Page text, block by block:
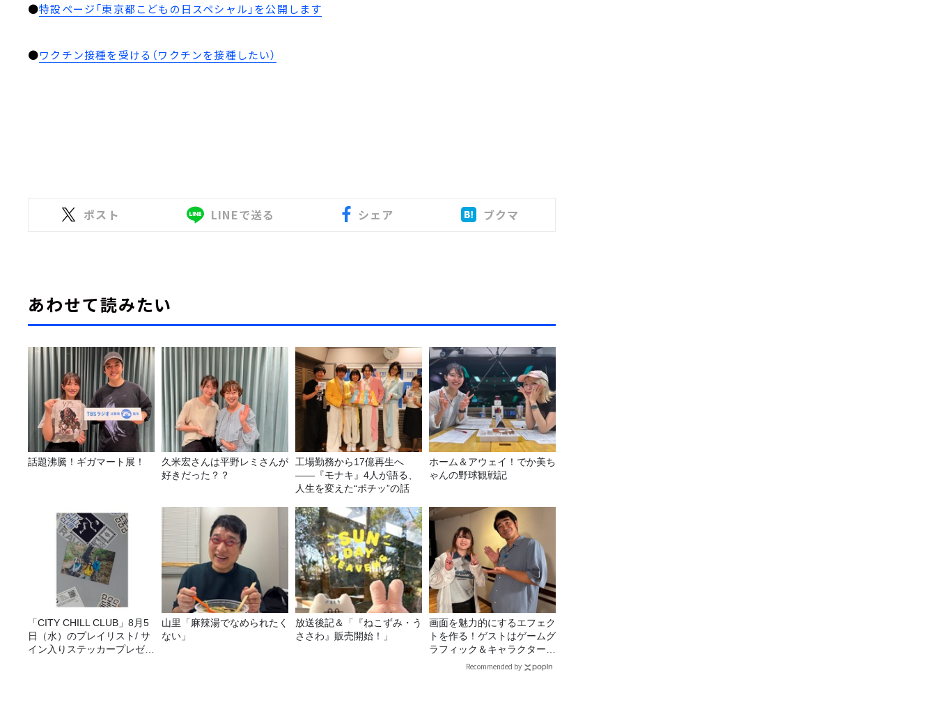
●特設ページ「東京都こどもの日スペシャル」を公開します
●ワクチン接種を受ける（ワクチンを接種したい）
ポスト LINEで送る シェア ブクマ
あわせて読みたい
話題沸騰！ギガマート展！
久米宏さんは平野レミさんが
好きだった？？
工場勤務から17億再生へ
——『モナキ』4人が語る、
人生を変えた“ポチッ”の話
ホーム＆アウェイ！でか美ち
ゃんの野球観戦記
「CITY CHILL CLUB」8月5
日（水）のプレイリスト/ サ
イン入りステッカープレゼン
山里「麻辣湯でなめられたく
ない」
放送後記＆「『ねこずみ・う
ささわ』販売開始！」
画面を魅力的にするエフェク
トを作る！ゲストはゲームグ
ラフィック＆キャラクター専
攻の遠藤里桜さん！
Recommended by